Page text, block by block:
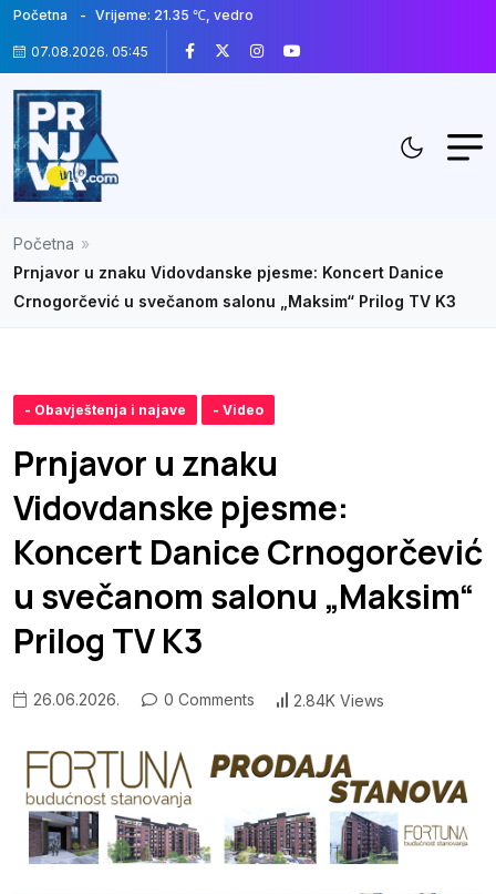
Početna Vrijeme: 21.35 ℃, vedro
07.08.2026. 05:45
Početna »
Prnjavor u znaku Vidovdanske pjesme: Koncert Danice
Crnogorčević u svečanom salonu „Maksim“ Prilog TV K3
- Obavještenja i najave - Video
Prnjavor u znaku
Vidovdanske pjesme:
Koncert Danice Crnogorčević
u svečanom salonu „Maksim“
Prilog TV K3
26.06.2026. 0 Comments 2.84K Views